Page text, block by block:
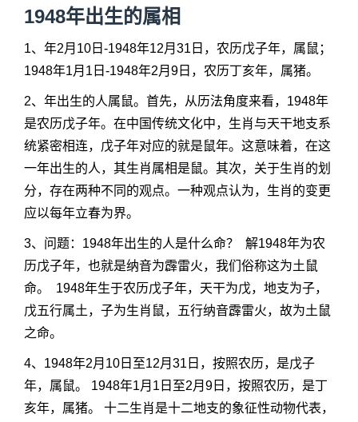
1948年出生的属相
1、年2月10日-1948年12月31日，农历戊子年，属鼠；
1948年1月1日-1948年2月9日，农历丁亥年，属猪。
2、年出生的人属鼠。首先，从历法角度来看，1948年
是农历戊子年。在中国传统文化中，生肖与天干地支系
统紧密相连，戊子年对应的就是鼠年。这意味着，在这
一年出生的人，其生肖属相是鼠。其次，关于生肖的划
分，存在两种不同的观点。一种观点认为，生肖的变更
应以每年立春为界。
3、问题：1948年出生的人是什么命？ 解1948年为农
历戊子年，也就是纳音为霹雷火，我们俗称这为土鼠
命。 1948年生于农历戊子年，天干为戊，地支为子，
戊五行属土，子为生肖鼠，五行纳音霹雷火，故为土鼠
之命。
4、1948年2月10日至12月31日，按照农历，是戊子
年，属鼠。 1948年1月1日至2月9日，按照农历，是丁
亥年，属猪。 十二生肖是十二地支的象征性动物代表，